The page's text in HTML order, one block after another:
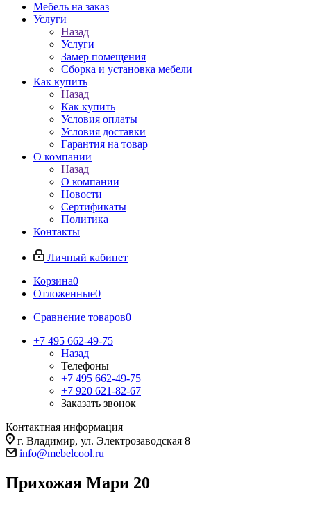
Мебель на заказ
Услуги
Назад
Услуги
Замер помещения
Сборка и установка мебели
Как купить
Назад
Как купить
Условия оплаты
Условия доставки
Гарантия на товар
О компании
Назад
О компании
Новости
Сертификаты
Политика
Контакты
Личный кабинет
Корзина0
Отложенные0
Сравнение товаров0
+7 495 662-49-75
Назад
Телефоны
+7 495 662-49-75
+7 920 621-82-67
Заказать звонок
Контактная информация
г. Владимир, ул. Электрозаводская 8
info@mebelcool.ru
Прихожая Мари 20